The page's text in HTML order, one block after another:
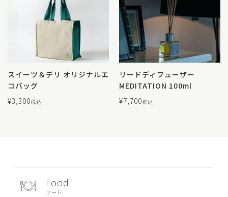
スイーツ＆デリ オリジナルエ
コバッグ
¥3,300税込
リードディフューザー
MEDITATION 100ml
¥7,700税込
Food
フード